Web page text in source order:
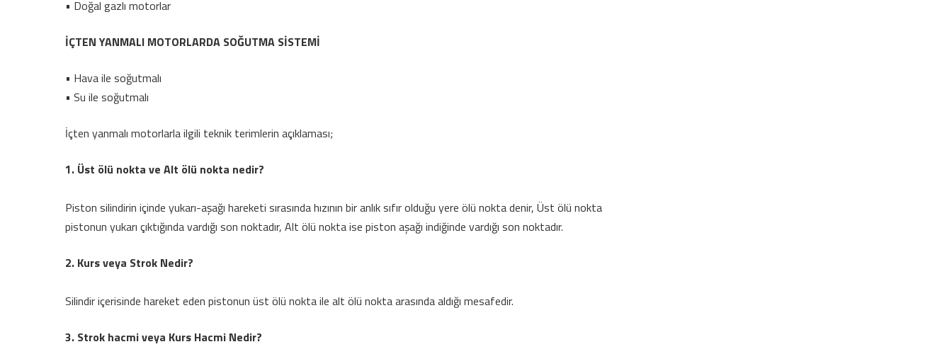
• Doğal gazlı motorlar
İÇTEN YANMALI MOTORLARDA SOĞUTMA SİSTEMİ
• Hava ile soğutmalı
• Su ile soğutmalı
İçten yanmalı motorlarla ilgili teknik terimlerin açıklaması;
1. Üst ölü nokta ve Alt ölü nokta nedir?
Piston silindirin içinde yukarı-aşağı hareketi sırasında hızının bir anlık sıfır olduğu yere ölü nokta denir, Üst ölü nokta
pistonun yukarı çıktığında vardığı son noktadır, Alt ölü nokta ise piston aşağı indiğinde vardığı son noktadır.
2. Kurs veya Strok Nedir?
Silindir içerisinde hareket eden pistonun üst ölü nokta ile alt ölü nokta arasında aldığı mesafedir.
3. Strok hacmi veya Kurs Hacmi Nedir?